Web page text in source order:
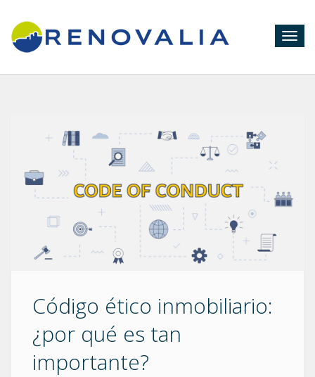
Código ético inmobiliario:
¿por qué es tan
importante?